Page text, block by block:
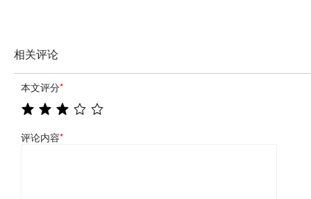
相关评论
本文评分*
评论内容*